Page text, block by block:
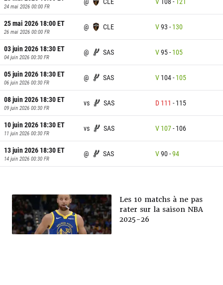
24 mai 2026 00:00 FR
25 mai 2026 18:00ET
26 mai 2026 00:00 FR
@ CLE V93 - 130
03 juin 2026 18:30ET
04 juin 2026 00:30 FR
@ SAS V95- 105
05 juin 2026 18:30ET
06 juin 2026 00:30 FR
@ SAS V 104- 105
08 juin 2026 18:30ET
09 juin 2026 00:30 FR
vs SAS D 111 - 115
10 juin 2026 18:30ET
11 juin 2026 00:30 FR
vs SAS V 107- 106
13 juin 2026 18:30ET
14 juin 2026 00:30 FR
@ SAS V90-94
Les 10 matchs à ne pas
rater sur la saison NBA
2025-26